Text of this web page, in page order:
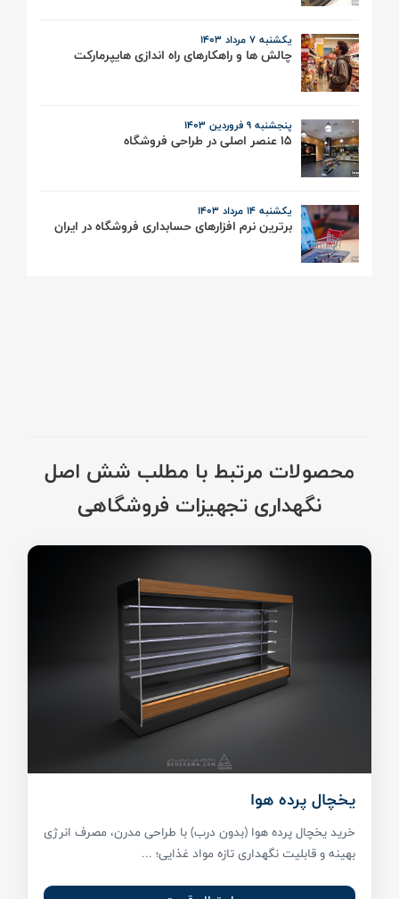
یکشنبه 7 مرداد ۱۴۰3
چالش ها و راهکارهای راه اندازی هایپرمارکت
پنجشنبه 9 فروردین ۱۴۰۳
15 عنصر اصلی در طراحی فروشگاه
یکشنبه 14 مرداد ۱۴۰3
برترین نرم افزارهای حسابداری فروشگاه در ایران
محصولات مرتبط با مطلب شش اصل
نگهداری تجهیزات فروشگاهی
یخچال پرده هوا
خرید یخچال پرده هوا (بدون درب) با طراحی مدرن، مصرف انرژی
بهینه و قابلیت نگهداری تازه مواد غذایی؛ ...